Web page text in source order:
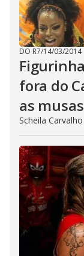
DO R7/14/03/2014
fora do
as
Scheila